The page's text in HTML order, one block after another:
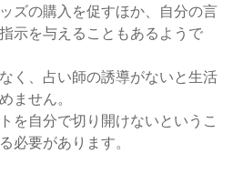
ズの購入を促すほか、自分の言
示を与えることもあるようで
く、占い師の誘導がないと生活
ません。
を自分で切り開けないというこ
必要があります。